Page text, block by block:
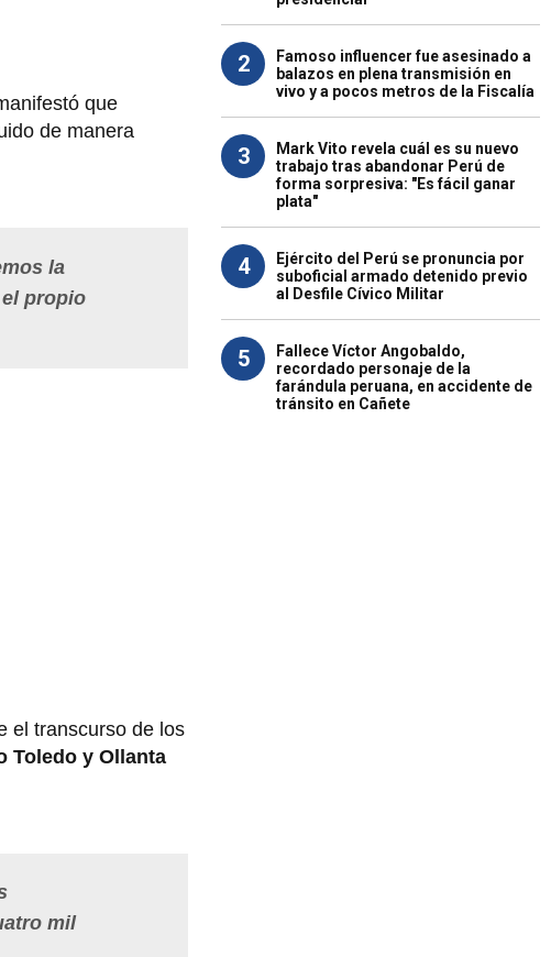
que
de manera
la
propio
el transcurso de los
Toledo y Ollanta
mil
2
Famoso influencer fue asesinado a
balazos en plena transmisión en
vivo y a pocos metros de la Fiscalía
3
Mark Vito revela cuál es su nuevo
trabajo tras abandonar Perú de
forma sorpresiva: "Es fácil ganar
plata"
4
Ejército del Perú se pronuncia por
suboficial armado detenido previo
al Desfile Cívico Militar
5
Fallece Víctor Angobaldo,
recordado personaje de la
farándula peruana, en accidente de
tránsito en Cañete